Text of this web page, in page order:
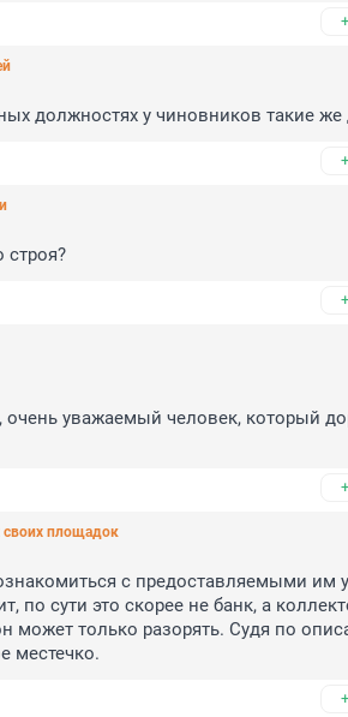
должностях у чиновников такие
строя?
очень уважаемый человек, который
своих площадок
с предоставляемыми им
по сути это скорее не банк, а
может только разорять. Судя по
местечко.